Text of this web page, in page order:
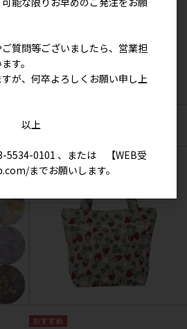
アモーリ バッグＭ
質問等ございましたら、営業担
す。
が、何卒よろしくお願い申し上
5534-0101 、または 【WEB受
までお願いします。